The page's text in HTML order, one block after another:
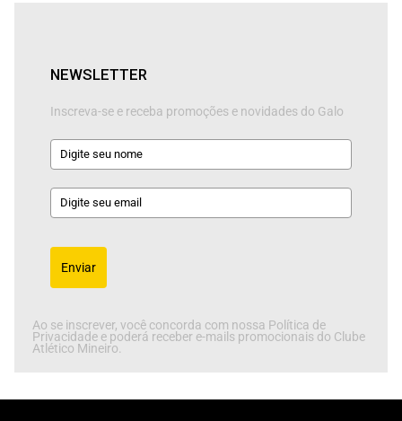
NEWSLETTER
Inscreva-se e receba promoções e novidades do Galo
Enviar
Ao se inscrever, você concorda com nossa Política de
Privacidade e poderá receber e-mails promocionais do Clube
Atlético Mineiro.